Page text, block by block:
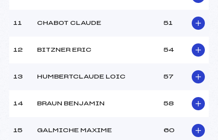
11 CHABOT CLAUDE 51
12 BITZNER ERIC 54
13 HUMBERTCLAUDE LOIC 57
14 BRAUN BENJAMIN 58
15 GALMICHE MAXIME 60